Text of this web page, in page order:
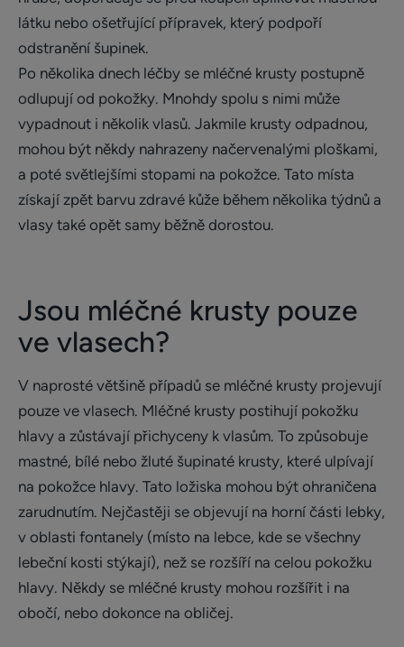
látku nebo ošetřující přípravek, který podpoří
odstranění šupinek.
Po několika dnech léčby se mléčné krusty postupně
odlupují od pokožky. Mnohdy spolu s nimi může
vypadnout i několik vlasů. Jakmile krusty odpadnou,
mohou být někdy nahrazeny načervenalými ploškami,
a poté světlejšími stopami na pokožce. Tato místa
získají zpět barvu zdravé kůže během několika týdnů a
vlasy také opět samy běžně dorostou.
Jsou mléčné krusty pouze
ve vlasech?
V naprosté většině případů se mléčné krusty projevují
pouze ve vlasech. Mléčné krusty postihují pokožku
hlavy a zůstávají přichyceny k vlasům. To způsobuje
mastné, bílé nebo žluté šupinaté krusty, které ulpívají
na pokožce hlavy. Tato ložiska mohou být ohraničena
zarudnutím. Nejčastěji se objevují na horní části lebky,
v oblasti fontanely (místo na lebce, kde se všechny
lebeční kosti stýkají), než se rozšíří na celou pokožku
hlavy. Někdy se mléčné krusty mohou rozšířit i na
obočí, nebo dokonce na obličej.